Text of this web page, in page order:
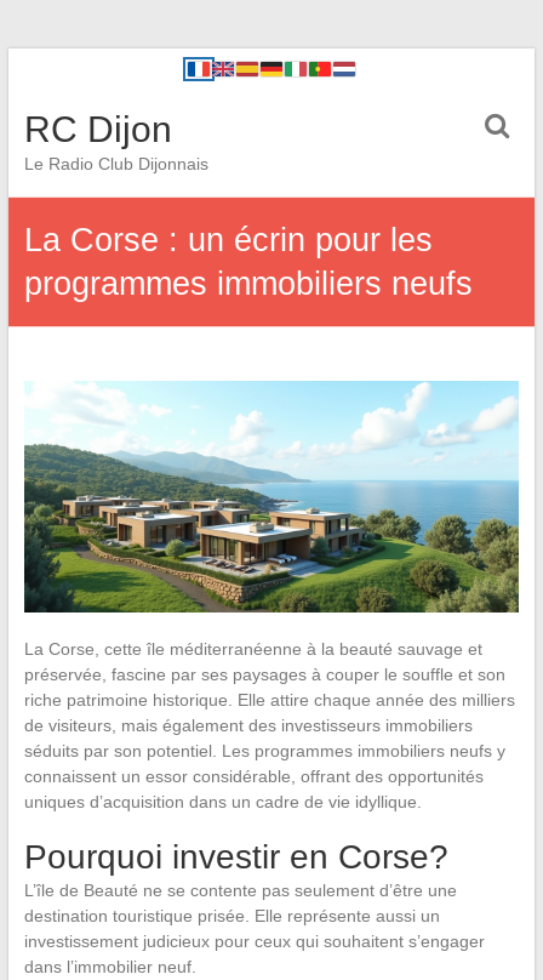
RC Dijon
Le Radio Club Dijonnais
La Corse : un écrin pour les
programmes immobiliers neufs
La Corse, cette île méditerranéenne à la beauté sauvage et
préservée, fascine par ses paysages à couper le souffle et son
riche patrimoine historique. Elle attire chaque année des milliers
de visiteurs, mais également des investisseurs immobiliers
séduits par son potentiel. Les programmes immobiliers neufs y
connaissent un essor considérable, offrant des opportunités
uniques d’acquisition dans un cadre de vie idyllique.
Pourquoi investir en Corse?
L’île de Beauté ne se contente pas seulement d’être une
destination touristique prisée. Elle représente aussi un
investissement judicieux pour ceux qui souhaitent s’engager
dans l’immobilier neuf.